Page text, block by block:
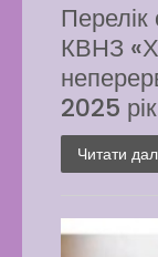
Перелік
КВНЗ
2025 рік
Читати